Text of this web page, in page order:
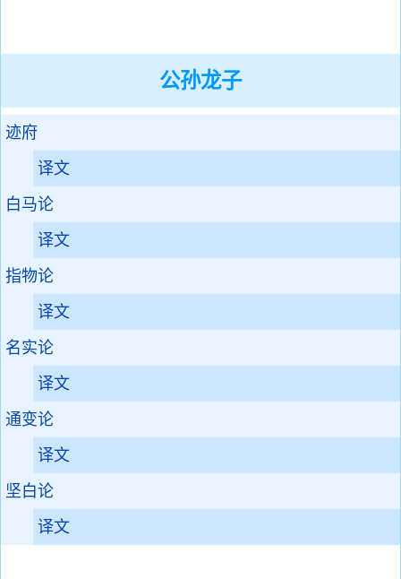
公孙龙子
迹府
译文
白马论
译文
指物论
译文
名实论
译文
通变论
译文
坚白论
译文